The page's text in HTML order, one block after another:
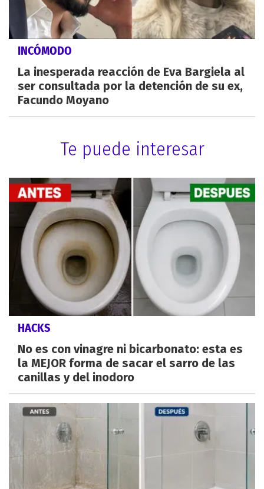
INCÓMODO
La inesperada reacción de Eva Bargiela al
ser consultada por la detención de su ex,
Facundo Moyano
Te puede interesar
HACKS
No es con vinagre ni bicarbonato: esta es
la MEJOR forma de sacar el sarro de las
canillas y del inodoro